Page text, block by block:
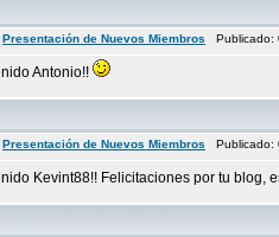
Presentación de Nuevos Miembros Publicado:
Antonio!!
Presentación de Nuevos Miembros Publicado:
Kevint88!! Felicitaciones por tu blog,